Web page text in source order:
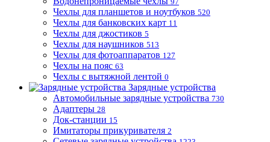
Чехлы для планшетов и ноутбуков 520
Чехлы для банковских карт 11
Чехлы для джостиков 5
Чехлы для наушников 513
Чехлы для фотоаппаратов 127
Чехлы на пояс 63
Чехлы с вытяжной лентой 0
Зарядные устройства
Автомобильные зарядные устройства 730
Адаптеры 28
Док-станции 15
Имитаторы прикуривателя 2